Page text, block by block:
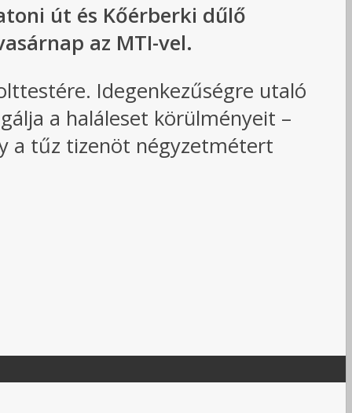
út és Kőérberki dűlő
az MTI-vel.
Idegenkezűségre utaló
a haláleset körülményeit –
a tűz tizenöt négyzetmétert